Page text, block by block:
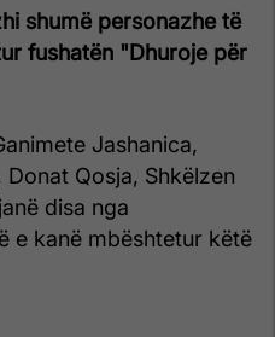
shumë personazhe të
fushatën "Dhuroje për
Jashanica,
Donat Qosja, Shkëlzen
disa nga
e kanë mbështetur këtë